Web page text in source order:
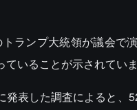
ランプ大統領が議会で
いることが示されていま
表した調査によると、